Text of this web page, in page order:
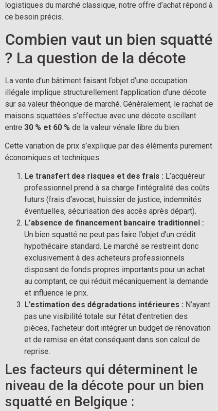
logistiques du marché classique, notre offre d’achat répond à
ce besoin précis.
Combien vaut un bien squatté
? La question de la décote
La vente d’un bâtiment faisant l’objet d’une occupation
illégale implique structurellement l’application d’une décote
sur sa valeur théorique de marché. Généralement, le rachat de
maisons squattées s’effectue avec une décote oscillant
entre 30 % et 60 % de la valeur vénale libre du bien.
Cette variation de prix s’explique par des éléments purement
économiques et techniques :
Le transfert des risques et des frais : L’acquéreur
professionnel prend à sa charge l’intégralité des coûts
futurs (frais d’avocat, huissier de justice, indemnités
éventuelles, sécurisation des accès après départ).
L’absence de financement bancaire traditionnel :
Un bien squatté ne peut pas faire l’objet d’un crédit
hypothécaire standard. Le marché se restreint donc
exclusivement à des acheteurs professionnels
disposant de fonds propres importants pour un achat
au comptant, ce qui réduit mécaniquement la demande
et influence le prix.
L’estimation des dégradations intérieures : N’ayant
pas une visibilité totale sur l’état d’entretien des
pièces, l’acheteur doit intégrer un budget de rénovation
et de remise en état conséquent dans son calcul de
reprise.
Les facteurs qui déterminent le
niveau de la décote pour un bien
squatté en Belgique :